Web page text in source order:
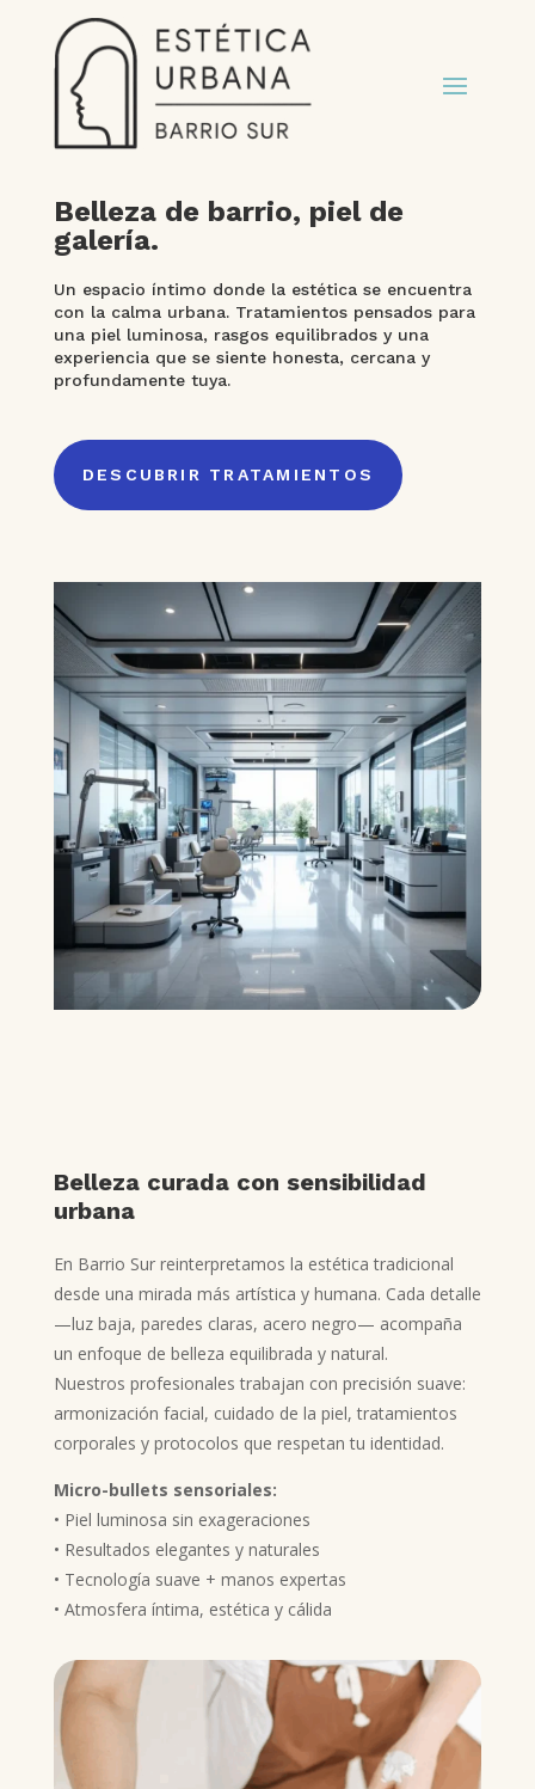
Belleza de barrio, piel de
galería.
Un espacio íntimo donde la estética se encuentra
con la calma urbana. Tratamientos pensados para
una piel luminosa, rasgos equilibrados y una
experiencia que se siente honesta, cercana y
profundamente tuya.
DESCUBRIR TRATAMIENTOS
Belleza curada con sensibilidad
urbana
En Barrio Sur reinterpretamos la estética tradicional
desde una mirada más artística y humana. Cada detalle
—luz baja, paredes claras, acero negro— acompaña
un enfoque de belleza equilibrada y natural.
Nuestros profesionales trabajan con precisión suave:
armonización facial, cuidado de la piel, tratamientos
corporales y protocolos que respetan tu identidad.
Micro-bullets sensoriales:
• Piel luminosa sin exageraciones
• Resultados elegantes y naturales
• Tecnología suave + manos expertas
• Atmosfera íntima, estética y cálida